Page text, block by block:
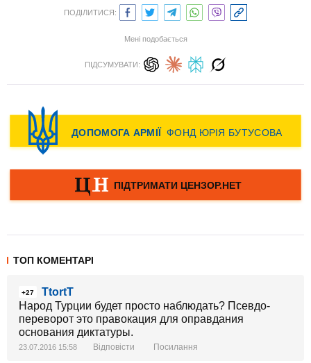
ПОДІЛИТИСЯ:
Мені подобається
ПІДСУМУВАТИ:
ТОП КОМЕНТАРІ
+27
TtortT
Народ Турции будет просто наблюдать? Псевдо-
переворот это правокация для оправдания
основания диктатуры.
23.07.2016 15:58 Відповісти Посилання